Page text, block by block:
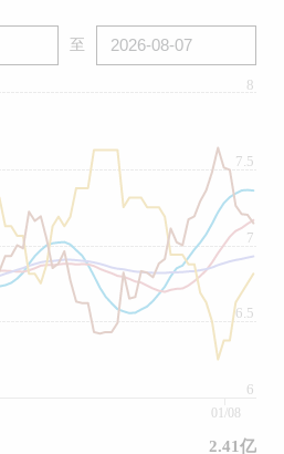
至
6
6.5
7
7.5
8
01/08
2.41亿